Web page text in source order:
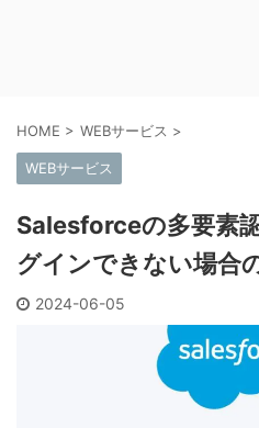
HOME > WEBサービス >
WEBサービス
Salesforceの多要素
グインできない場合
2024-06-05